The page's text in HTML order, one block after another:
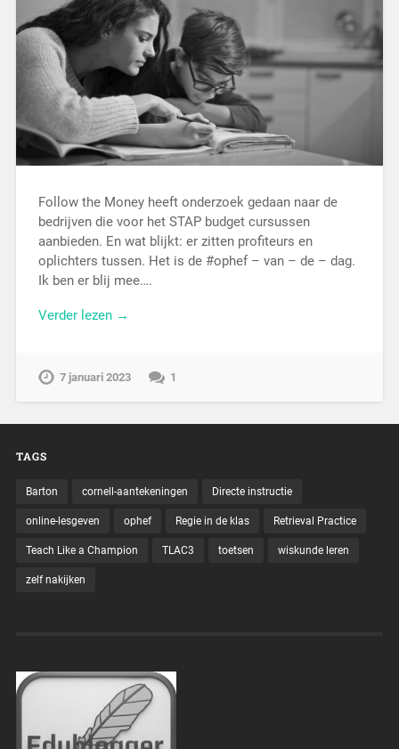
Follow the Money heeft onderzoek gedaan naar de
bedrijven die voor het STAP budget cursussen
aanbieden. En wat blijkt: er zitten profiteurs en
oplichters tussen. Het is de #ophef – van – de – dag.
Ik ben er blij mee….
Verder lezen →
7 januari 2023 1
TAGS
Barton cornell-aantekeningen Directe instructie
online-lesgeven ophef Regie in de klas Retrieval Practice
Teach Like a Champion TLAC3 toetsen wiskunde leren
zelf nakijken